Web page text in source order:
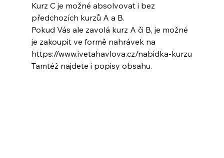
Kurz C je možné absolvovat i bez
předchozích kurzů A a B.
Pokud Vás ale zavolá kurz A či B, je možné
je zakoupit ve formě nahrávek na
https://www.ivetahavlova.cz/nabidka-kurzu
Tamtéž najdete i popisy obsahu.